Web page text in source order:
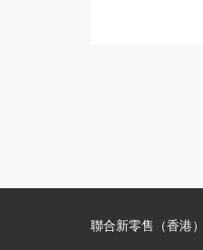
聯合新零售（香港